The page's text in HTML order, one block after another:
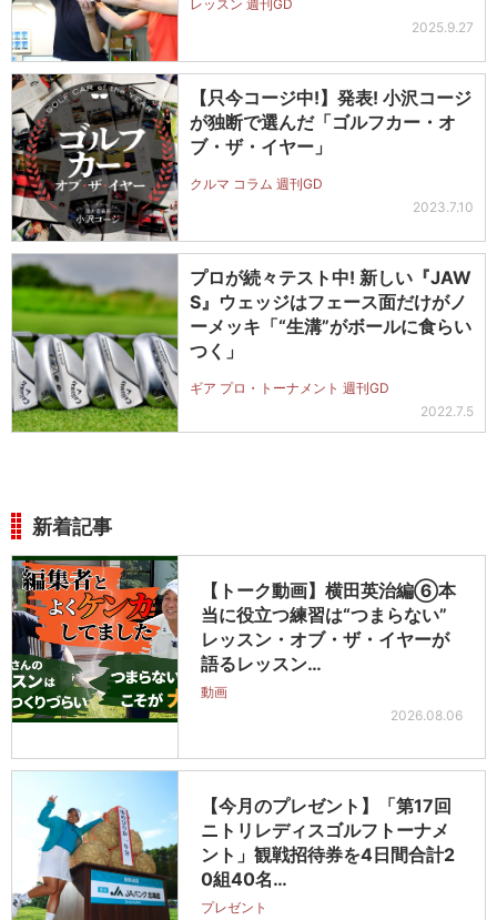
レッスン 週刊GD
2025.9.27
【只今コージ中!】発表! 小沢コージ
が独断で選んだ「ゴルフカー・オ
ブ・ザ・イヤー」
クルマ コラム 週刊GD
2023.7.10
プロが続々テスト中! 新しい『JAW
S』ウェッジはフェース面だけがノ
ーメッキ「“生溝”がボールに食らい
つく」
ギア プロ・トーナメント 週刊GD
2022.7.5
新着記事
【トーク動画】横田英治編⑥本
当に役立つ練習は“つまらない”
レッスン・オブ・ザ・イヤーが
語るレッスン…
動画
2026.08.06
【今月のプレゼント】「第17回
ニトリレディスゴルフトーナメ
ント」観戦招待券を4日間合計2
0組40名…
プレゼント